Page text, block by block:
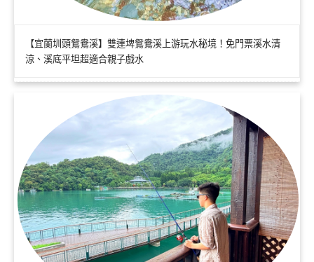
【宜蘭圳頭鴛鴦溪】雙連埤鴛鴦溪上游玩水秘境！免門票溪水清
涼、溪底平坦超適合親子戲水